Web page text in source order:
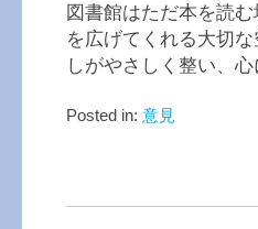
図書館はただ本を読
を広げてくれる大切
しがやさしく整い、
Posted in: 意見